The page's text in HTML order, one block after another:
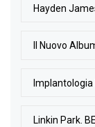
Hayden
Il Nuovo
Linkin Park.